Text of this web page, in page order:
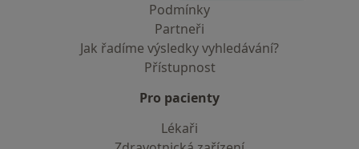
Podmínky
Partneři
Jak řadíme výsledky vyhledávání?
Přístupnost
Pro pacienty
Lékaři